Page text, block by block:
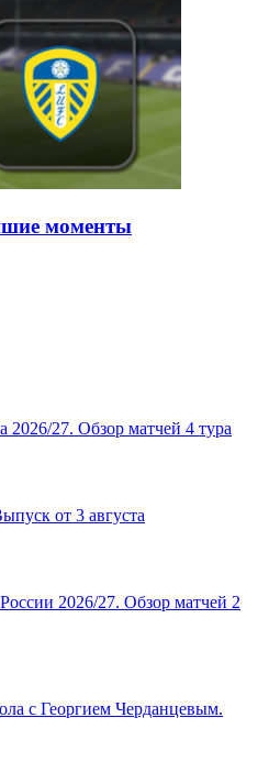
моменты
2026/27. Обзор матчей 4 тура
от 3 августа
2026/27. Обзор матчей 2
с Георгием Черданцевым.